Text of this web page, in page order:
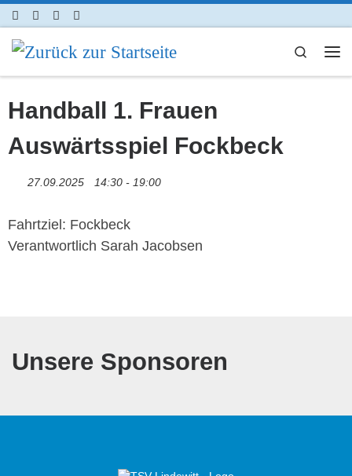
Zum Inhalt springen
Search
Handball 1. Frauen
Auswärtsspiel Fockbeck
27.09.2025 14:30 - 19:00
Fahrtziel: Fockbeck
Verantwortlich Sarah Jacobsen
Unsere Sponsoren